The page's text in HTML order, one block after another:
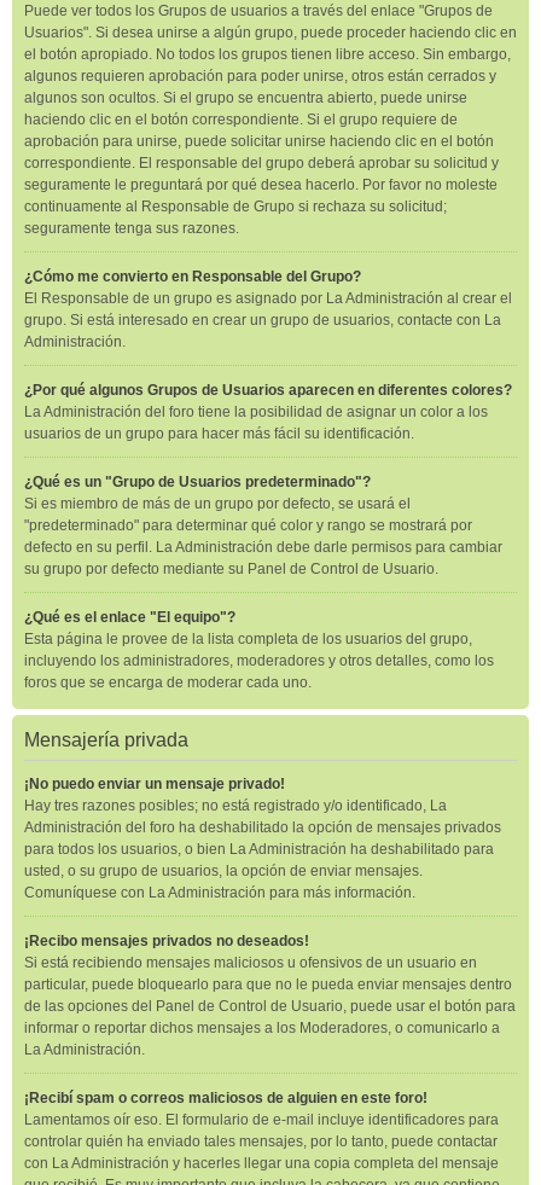
Puede ver todos los Grupos de usuarios a través del enlace "Grupos de
Usuarios". Si desea unirse a algún grupo, puede proceder haciendo clic en
el botón apropiado. No todos los grupos tienen libre acceso. Sin embargo,
algunos requieren aprobación para poder unirse, otros están cerrados y
algunos son ocultos. Si el grupo se encuentra abierto, puede unirse
haciendo clic en el botón correspondiente. Si el grupo requiere de
aprobación para unirse, puede solicitar unirse haciendo clic en el botón
correspondiente. El responsable del grupo deberá aprobar su solicitud y
seguramente le preguntará por qué desea hacerlo. Por favor no moleste
continuamente al Responsable de Grupo si rechaza su solicitud;
seguramente tenga sus razones.
¿Cómo me convierto en Responsable del Grupo?
El Responsable de un grupo es asignado por La Administración al crear el
grupo. Si está interesado en crear un grupo de usuarios, contacte con La
Administración.
¿Por qué algunos Grupos de Usuarios aparecen en diferentes colores?
La Administración del foro tiene la posibilidad de asignar un color a los
usuarios de un grupo para hacer más fácil su identificación.
¿Qué es un "Grupo de Usuarios predeterminado"?
Si es miembro de más de un grupo por defecto, se usará el
"predeterminado" para determinar qué color y rango se mostrará por
defecto en su perfil. La Administración debe darle permisos para cambiar
su grupo por defecto mediante su Panel de Control de Usuario.
¿Qué es el enlace "El equipo"?
Esta página le provee de la lista completa de los usuarios del grupo,
incluyendo los administradores, moderadores y otros detalles, como los
foros que se encarga de moderar cada uno.
Mensajería privada
¡No puedo enviar un mensaje privado!
Hay tres razones posibles; no está registrado y/o identificado, La
Administración del foro ha deshabilitado la opción de mensajes privados
para todos los usuarios, o bien La Administración ha deshabilitado para
usted, o su grupo de usuarios, la opción de enviar mensajes.
Comuníquese con La Administración para más información.
¡Recibo mensajes privados no deseados!
Si está recibiendo mensajes maliciosos u ofensivos de un usuario en
particular, puede bloquearlo para que no le pueda enviar mensajes dentro
de las opciones del Panel de Control de Usuario, puede usar el botón para
informar o reportar dichos mensajes a los Moderadores, o comunicarlo a
La Administración.
¡Recibí spam o correos maliciosos de alguien en este foro!
Lamentamos oír eso. El formulario de e-mail incluye identificadores para
controlar quién ha enviado tales mensajes, por lo tanto, puede contactar
con La Administración y hacerles llegar una copia completa del mensaje